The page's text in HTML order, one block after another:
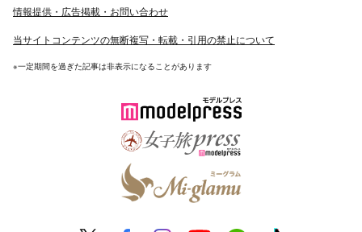
情報提供・広告掲載・お問い合わせ
当サイトコンテンツの無断複写・転載・引用の禁止について
※一定期間を過ぎた記事は非表示になることがあります